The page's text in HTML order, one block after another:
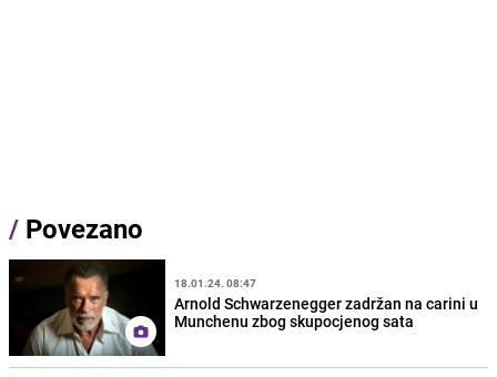
/ Povezano
18.01.24. 08:47
Arnold Schwarzenegger zadržan na carini u
Munchenu zbog skupocjenog sata